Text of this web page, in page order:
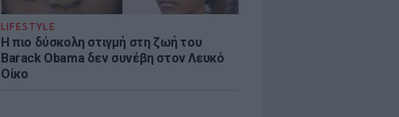
LIFESTYLE
Η πιο δύσκολη στιγμή στη ζωή του
Barack Obama δεν συνέβη στον Λευκό
Οίκο